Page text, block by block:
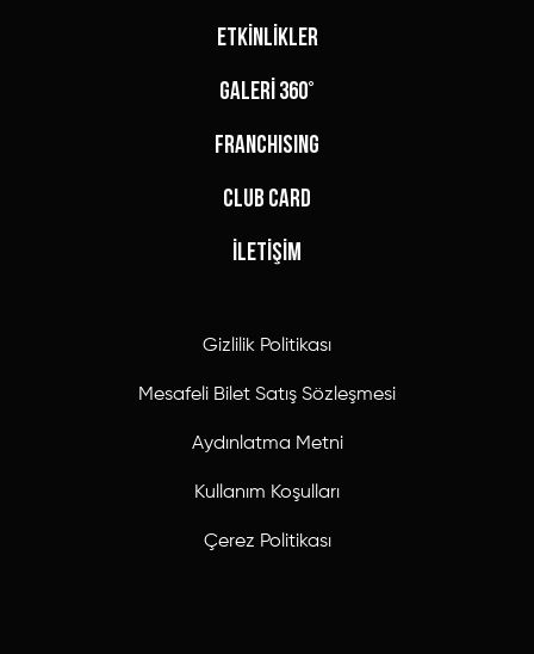
ETKİNLİKLER
GALERİ 360°
FRANCHISING
CLUB CARD
İLETİŞİM
Gizlilik Politikası
Mesafeli Bilet Satış Sözleşmesi
Aydınlatma Metni
Kullanım Koşulları
Çerez Politikası